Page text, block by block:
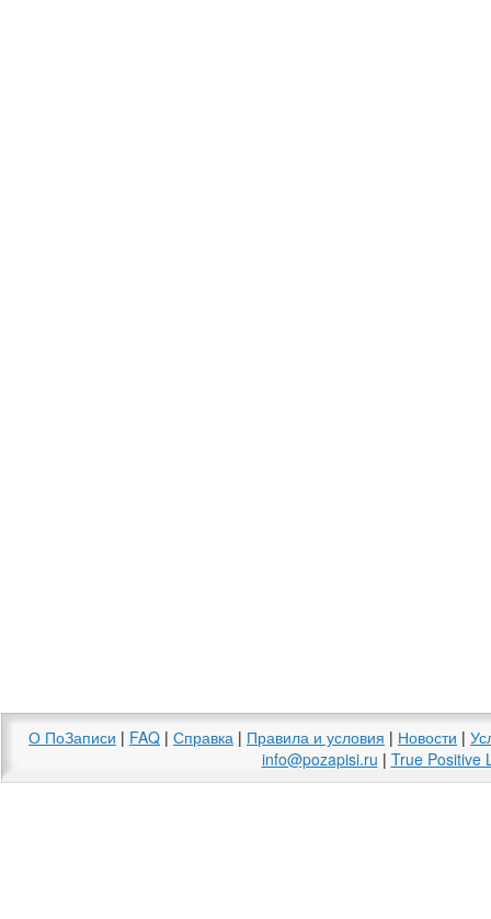
О ПоЗаписи | FAQ | Справка | Правила и условия | Новости |
info@pozapisi.ru | True Positive